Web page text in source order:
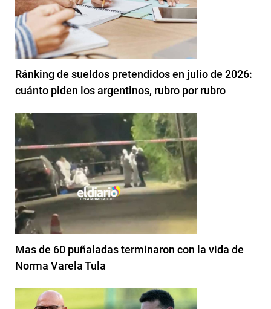
Ránking de sueldos pretendidos en julio de 2026:
cuánto piden los argentinos, rubro por rubro
Mas de 60 puñaladas terminaron con la vida de
Norma Varela Tula